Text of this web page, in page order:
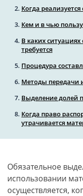
Когда
Кем и в чью пользу
В каких
требуется
Процедура
Методы передачи
Выделение долей
Когда право
утрачивается
Обязательное
использовании
осуществляется,